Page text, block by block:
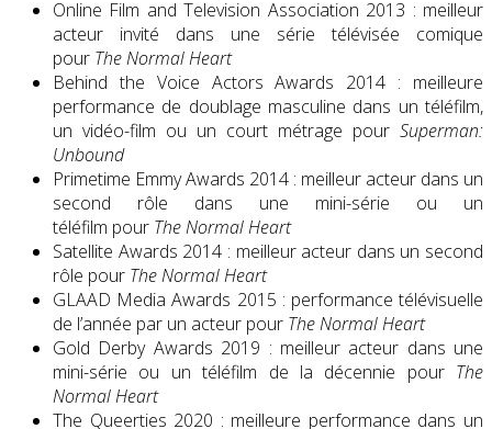
Online Film and Television Association 2013 : meilleur
acteur invité dans une série télévisée comique
pour The Normal Heart
Behind the Voice Actors Awards 2014 : meilleure
performance de doublage masculine dans un téléfilm,
un vidéo-film ou un court métrage pour Superman:
Unbound
Primetime Emmy Awards 2014 : meilleur acteur dans un
second rôle dans une mini-série ou un
téléfilm pour The Normal Heart
Satellite Awards 2014 : meilleur acteur dans un second
rôle pour The Normal Heart
GLAAD Media Awards 2015 : performance télévisuelle
de l’année par un acteur pour The Normal Heart
Gold Derby Awards 2019 : meilleur acteur dans une
mini-série ou un téléfilm de la décennie pour The
Normal Heart
The Queerties 2020 : meilleure performance dans un